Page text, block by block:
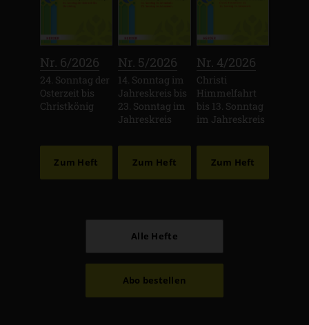
Nr. 6/2026
24. Sonntag der
Osterzeit bis
Christkönig
Zum Heft
Nr. 5/2026
14. Sonntag im
Jahreskreis bis
23. Sonntag im
Jahreskreis
Zum Heft
Nr. 4/2026
Christi
Himmelfahrt
bis 13. Sonntag
im Jahreskreis
Zum Heft
Alle Hefte
Abo bestellen